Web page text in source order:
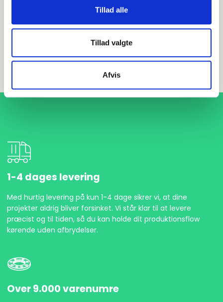
Tillad alle
Tillad valgte
Afvis
S235JR 1.0038
Ikke på lager
1-4 dages levering
Med hurtig levering på kun 1-4 dage sikrer vi, at dine
projekter aldrig bliver forsinket. Vi står klar til at levere
præcist og til tiden, så du kan holde dit produktionsflow
kørende uden afbrydelser.
Over 9.000 varenumre